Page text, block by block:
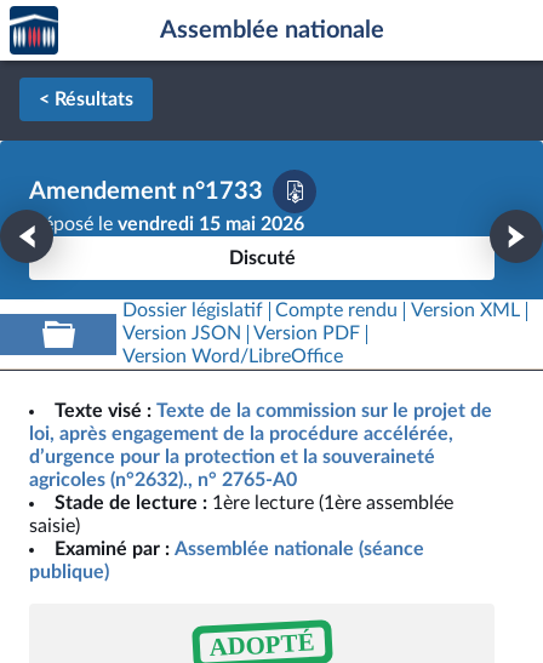
Aller au contenu
Aller en bas de la page
Accèder
à la
page
d'accueil
Assemblée nationale
< Résultats
Amendement n°1733
Déposé le vendredi 15 mai 2026
Discuté
Dossier législatif Compte rendu
Version XML
Version JSON
Version PDF
Version Word/LibreOffice
Texte visé : Texte de la commission sur le projet de
loi, après engagement de la procédure accélérée,
d’urgence pour la protection et la souveraineté
agricoles (n°2632)., n° 2765-A0
Stade de lecture : 1ère lecture (1ère assemblée
saisie)
Examiné par : Assemblée nationale (séance
publique)
ADOPTÉ